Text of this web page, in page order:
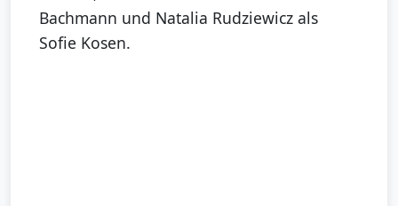
Bachmann und Natalia Rudziewicz als
Sofie Kosen.